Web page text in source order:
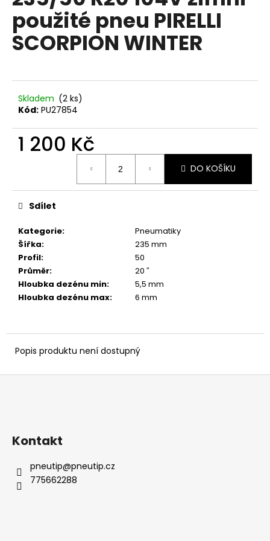
5
hvězdiček.
použité pneu PIRELLI
SCORPION WINTER
Skladem (2 ks)
Kód: PU27854
1 200 Kč
DO KOŠÍKU
Kategorie:
Pneumatiky
Šířka:
235 mm
Profil:
50
Průměr:
20 ″
Hloubka dezénu min:
5,5 mm
Hloubka dezénu max: 6 mm
Sdílet
Popis produktu není dostupný
a
j
í
?
D
o
o
u
č
u
e
Z
Kontakt
pneutip@pneutip.cz
775662288